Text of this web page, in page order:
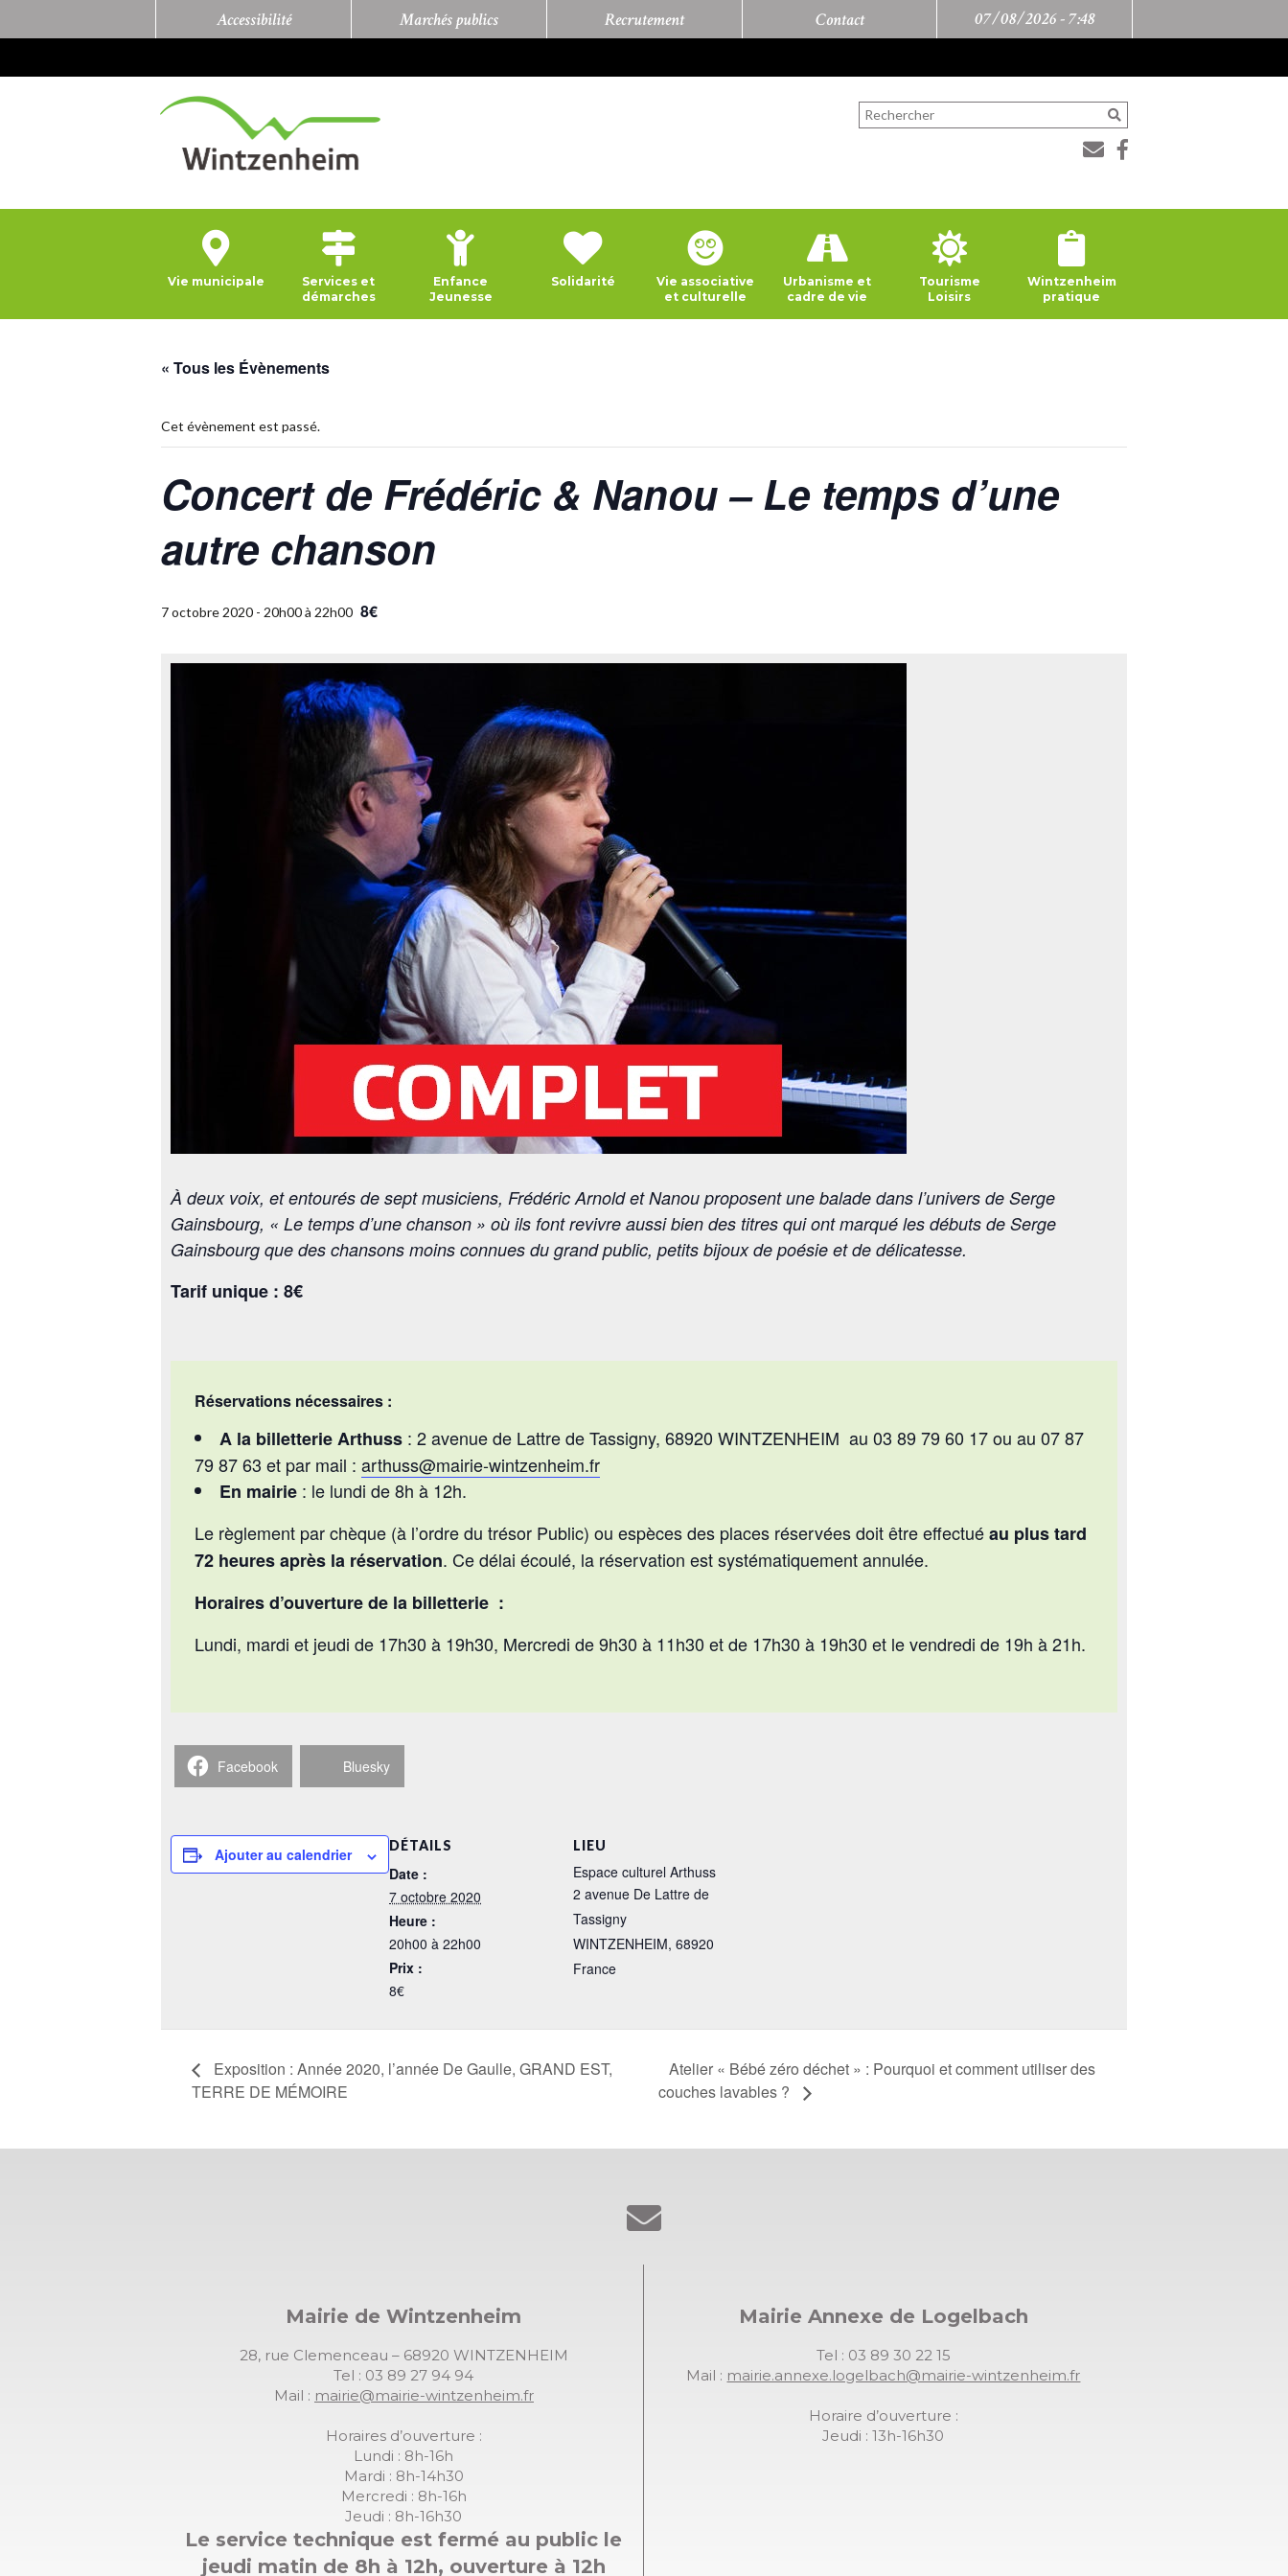
Accessibilité Marchés publics Recrutement Contact 07/08/2026 -7:48
Vie municipale
Services et
démarches
Enfance
Jeunesse
Solidarité
Vie associative
et culturelle
Urbanisme et
cadre de vie
Tourisme
Loisirs
Wintzenheim
pratique
« Tous les Évènements
Cet évènement est passé.
Concert de Frédéric & Nanou – Le temps d’une
autre chanson
7 octobre 2020 - 20h00à 22h00 8€
À deux voix, et entourés de sept musiciens, Frédéric Arnold et Nanou proposent une balade dans l’univers de Serge
Gainsbourg, « Le temps d’une chanson » où ils font revivre aussi bien des titres qui ont marqué les débuts de Serge
Gainsbourg que des chansons moins connues du grand public, petits bijoux de poésie et de délicatesse.
Tarif unique : 8€
Réservations nécessaires :
A la billetterie Arthuss : 2 avenue de Lattre de Tassigny, 68920 WINTZENHEIM au 03 89 79 60 17 ou au 07 87
79 87 63 et par mail : arthuss@mairie-wintzenheim.fr
En mairie : le lundi de 8h à 12h.
Le règlement par chèque (à l’ordre du trésor Public) ou espèces des places réservées doit être effectuéau plus tard
72 heures après la réservation. Ce délai écoulé, la réservation est systématiquement annulée.
Horaires d’ouverture de la billetterie :
Lundi, mardi et jeudi de 17h30 à 19h30, Mercredi de 9h30 à 11h30 et de 17h30 à 19h30 et le vendredi de 19h à 21h.
Facebook Bluesky
Ajouter au calendrier DÉTAILS
Date :
7 octobre 2020
Heure :
20h00 à 22h00
Prix :
8€
LIEU
Espace culturel Arthuss
2 avenue De Lattre de
Tassigny
WINTZENHEIM, 68920
France
Exposition : Année 2020, l’année De Gaulle, GRAND EST,
TERRE DE MÉMOIRE
Atelier « Bébé zéro déchet » : Pourquoi et comment utiliser des
couches lavables ?
Mairie de Wintzenheim
28, rue Clemenceau – 68920 WINTZENHEIM
Tel : 03 89 27 94 94
Mail : mairie@mairie-wintzenheim.fr
Horaires d’ouverture :
Lundi : 8h-16h
Mardi : 8h-14h30
Mercredi : 8h-16h
Jeudi : 8h-16h30
Le service technique est fermé au public le
jeudi matin de 8h à 12h, ouverture à 12h
Mairie Annexe de Logelbach
Tel : 03 89 30 22 15
Mail : mairie.annexe.logelbach@mairie-wintzenheim.fr
Horaire d’ouverture :
Jeudi : 13h-16h30